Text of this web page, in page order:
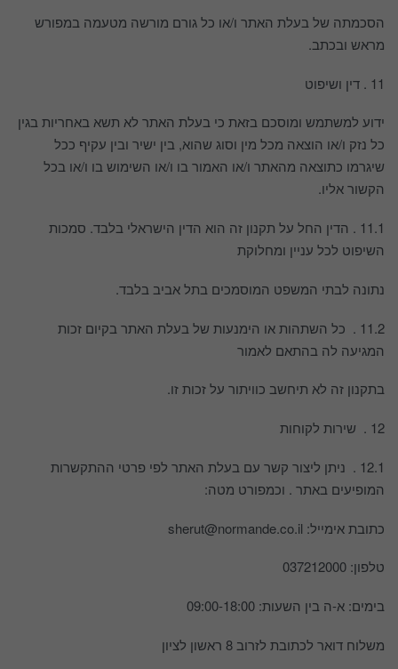
הסכמתה של בעלת האתר ו/או כל גורם מורשה מטעמה במפורש
מראש ובכתב.
11 . דין ושיפוט
ידוע למשתמש ומוסכם בזאת כי בעלת האתר לא תשא באחריות בגין
כל נזק ו/או הוצאה מכל מין וסוג שהוא, בין ישיר ובין עקיף ככל
שיגרמו כתוצאה מהאתר ו/או האמור בו ו/או השימוש בו ו/או בכל
הקשור אליו.
11.1 . הדין החל על תקנון זה הוא הדין הישראלי בלבד. סמכות
השיפוט לכל עניין ומחלוקת
נתונה לבתי המשפט המוסמכים בתל אביב בלבד.
11.2 . כל השתהות או הימנעות של בעלת האתר בקיום זכות
המגיעה לה בהתאם לאמור
בתקנון זה לא תיחשב כוויתור על זכות זו.
12 . שירות לקוחות
12.1 . ניתן ליצור קשר עם בעלת האתר לפי פרטי ההתקשרות
המופיעים באתר . וכמפורט מטה:
כתובת אימייל: sherut@normande.co.il
טלפון: 037212000
בימים: א-ה בין השעות: 09:00-18:00
משלוח דואר לכתובת לזרוב 8 ראשון לציון